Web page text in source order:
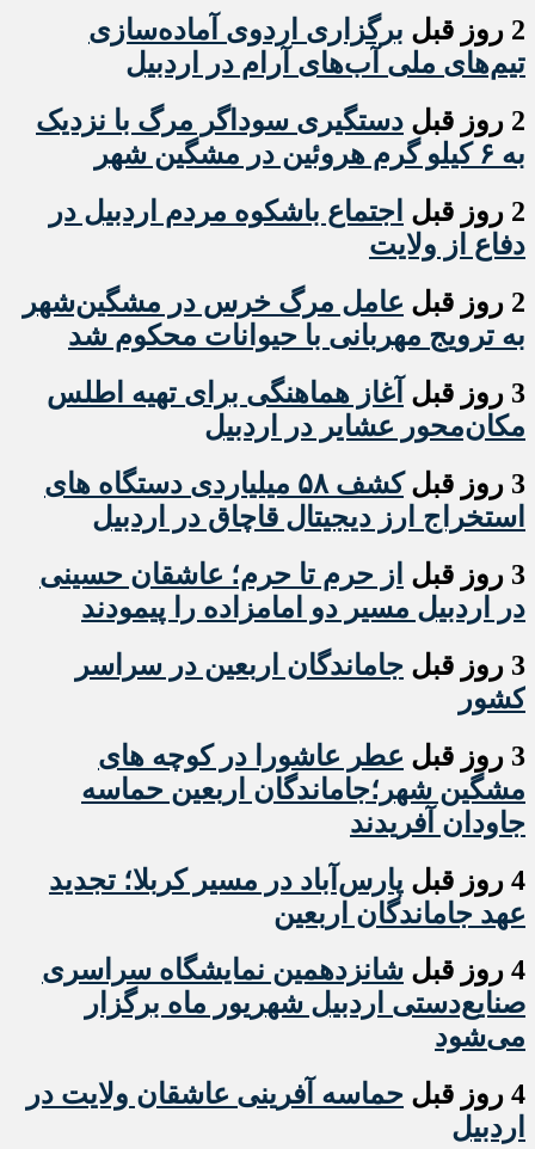
2 روز قبل
برگزاری اردوی آماده‌سازی
تیم‌های ملی آب‌های آرام در اردبیل
2 روز قبل
دستگیری سوداگر مرگ با نزدیک
به ۶ کیلو گرم هروئین در مشگین شهر
2 روز قبل
اجتماع باشکوه مردم اردبیل در
دفاع از ولایت
2 روز قبل
عامل مرگ خرس در مشگین‌شهر
به ترویج مهربانی با حیوانات محکوم شد
3 روز قبل
آغاز هماهنگی برای تهیه اطلس
مکان‌محور عشایر در اردبیل
3 روز قبل
کشف ۵۸ میلیاردی دستگاه های
استخراج ارز دیجیتال قاچاق در اردبیل
3 روز قبل
از حرم تا حرم؛ عاشقان حسینی
در اردبیل مسیر دو امامزاده را پیمودند
3 روز قبل
جاماندگان اربعین در سراسر
کشور
3 روز قبل
عطر عاشورا در کوچه های
مشگین شهر؛جاماندگان اربعین حماسه
جاودان آفریدند
4 روز قبل
پارس‌آباد در مسیر کربلا؛ تجدید
عهد جاماندگان اربعین
4 روز قبل
شانزدهمین نمایشگاه سراسری
صنایع‌دستی اردبیل شهریور ماه برگزار
می‌شود
4 روز قبل
حماسه آفرینی عاشقان ولایت در
اردبیل